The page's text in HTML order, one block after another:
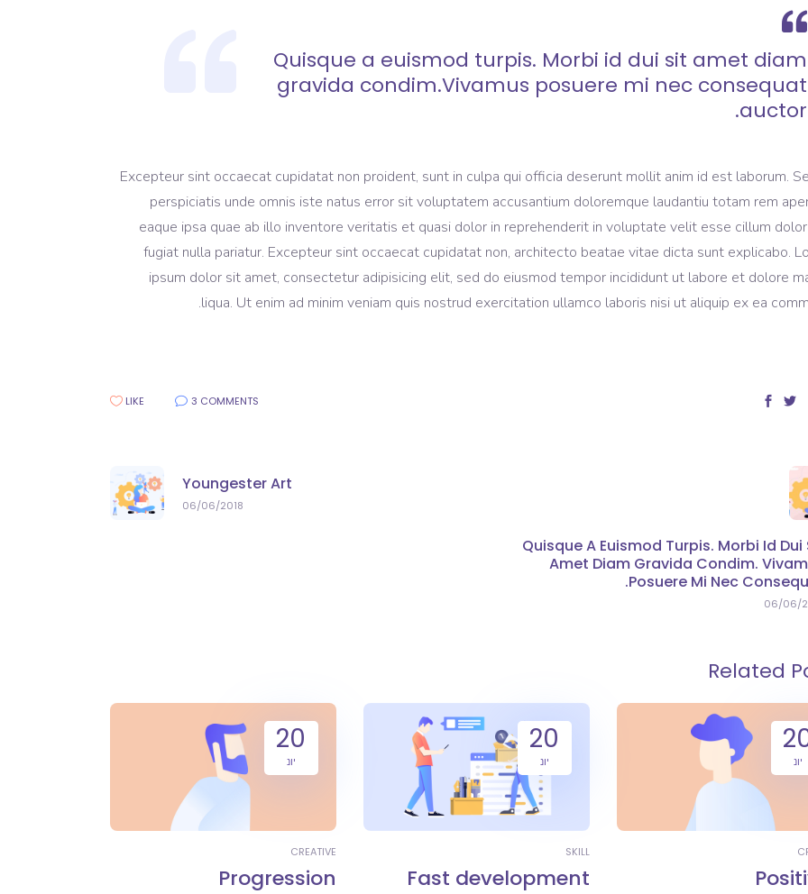
Quisque a euismod turpis. Morbi id dui sit amet diam
gravida condim.Vivamus posuere mi nec consequat
auctor.
Excepteur sint occaecat cupidatat non proident, sunt in culpa qui officia deserunt mollit anim id est laborum.
perspiciatis unde omnis iste natus error sit voluptatem accusantium doloremque laudantiu totam rem
eaque ipsa quae ab illo inventore veritatis et quasi dolor in reprehenderit in voluptate velit esse cillum
fugiat nulla pariatur. Excepteur sint occaecat cupidatat non, architecto beatae vitae dicta sunt explicabo.
ipsum dolor sit amet, consectetur adipisicing elit, sed do eiusmod tempor incididunt ut labore et dolore
liqua. Ut enim ad minim veniam quis nostrud exercitation ullamco laboris nisi ut aliquip ex ea
3 COMMENTS
LIKE
Quisque A Euismod Turpis. Morbi Id Dui
Amet Diam Gravida Condim.
Posuere Mi Nec
06/06/
Youngester Art
06/06/2018
Related
יונ
20
יונ
SKILL
Fast development
20
יונ
CREATIVE
Progression